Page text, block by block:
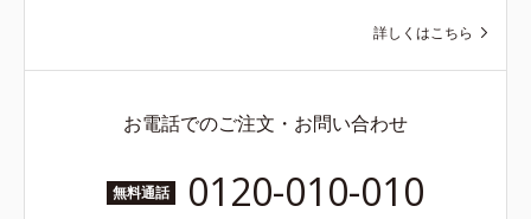
詳しくはこちら
お電話でのご注文・お問い合わせ
無料通話 0120-010-010